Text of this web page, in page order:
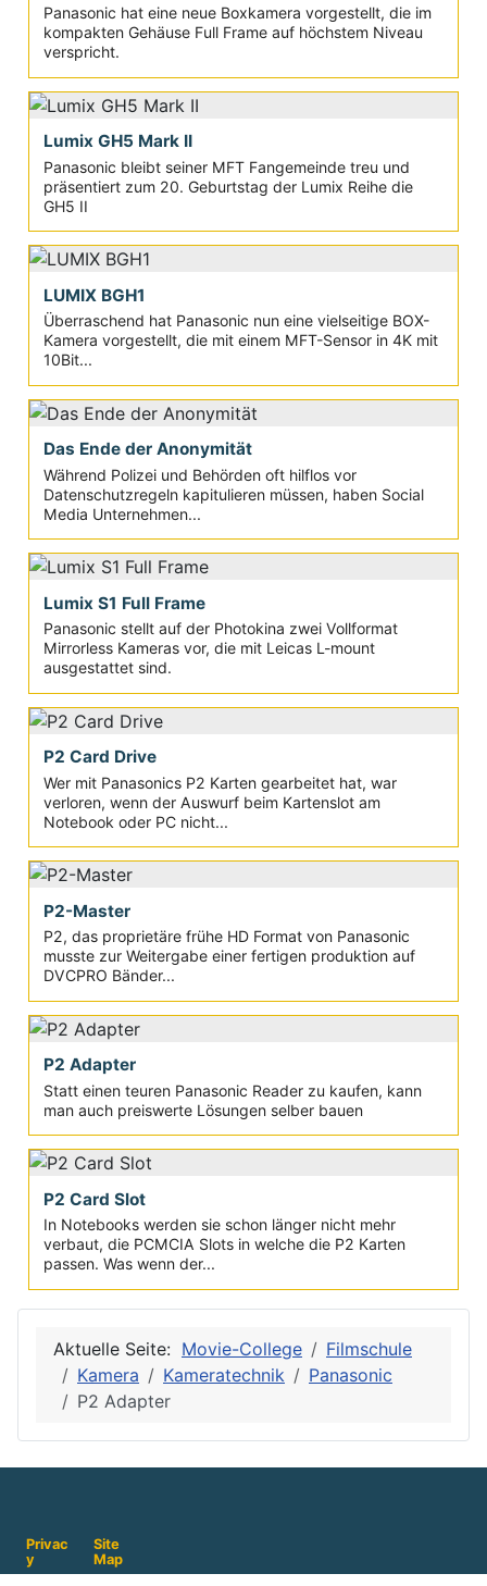
Panasonic hat eine neue Boxkamera vorgestellt, die im
kompakten Gehäuse Full Frame auf höchstem Niveau
verspricht.
Lumix GH5 Mark II
Panasonic bleibt seiner MFT Fangemeinde treu und
präsentiert zum 20. Geburtstag der Lumix Reihe die
GH5 II
LUMIX BGH1
Überraschend hat Panasonic nun eine vielseitige BOX-
Kamera vorgestellt, die mit einem MFT-Sensor in 4K mit
10Bit...
Das Ende der Anonymität
Während Polizei und Behörden oft hilflos vor
Datenschutzregeln kapitulieren müssen, haben Social
Media Unternehmen...
Lumix S1 Full Frame
Panasonic stellt auf der Photokina zwei Vollformat
Mirrorless Kameras vor, die mit Leicas L-mount
ausgestattet sind.
P2 Card Drive
Wer mit Panasonics P2 Karten gearbeitet hat, war
verloren, wenn der Auswurf beim Kartenslot am
Notebook oder PC nicht...
P2-Master
P2, das proprietäre frühe HD Format von Panasonic
musste zur Weitergabe einer fertigen produktion auf
DVCPRO Bänder...
P2 Adapter
Statt einen teuren Panasonic Reader zu kaufen, kann
man auch preiswerte Lösungen selber bauen
P2 Card Slot
In Notebooks werden sie schon länger nicht mehr
verbaut, die PCMCIA Slots in welche die P2 Karten
passen. Was wenn der...
Aktuelle Seite: Movie-College
Filmschule
Kamera
Kameratechnik
Panasonic
P2 Adapter
Privac
y
Site
Map